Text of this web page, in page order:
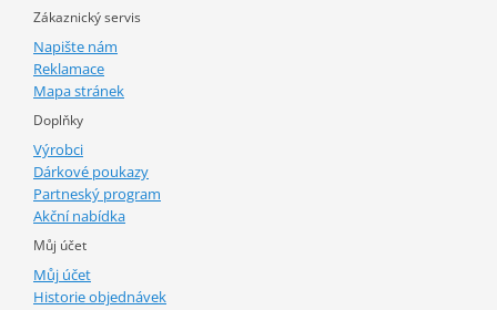
Zákaznický servis
Napište nám
Reklamace
Mapa stránek
Doplňky
Výrobci
Dárkové poukazy
Partneský program
Akční nabídka
Můj účet
Můj účet
Historie objednávek